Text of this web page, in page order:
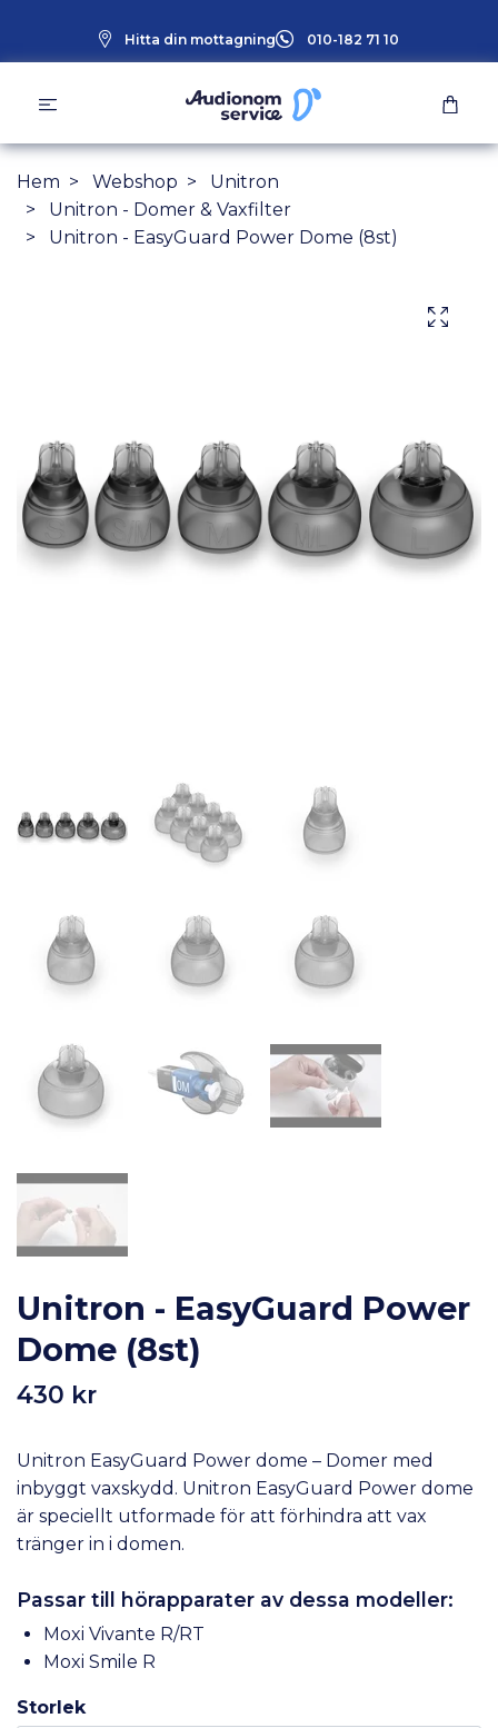
Hitta din mottagning 010-182 71 10
Hem Webshop
Unitron
Unitron - Domer & Vaxfilter
Unitron - EasyGuard Power Dome (8st)
Unitron - EasyGuard Power
Dome (8st)
430 kr
Unitron EasyGuard Power dome – Domer med
inbyggt vaxskydd. Unitron EasyGuard Power dome
är speciellt utformade för att förhindra att vax
tränger in i domen.
Passar till hörapparater av dessa modeller:
Moxi Vivante R/RT
Moxi Smile R
Storlek